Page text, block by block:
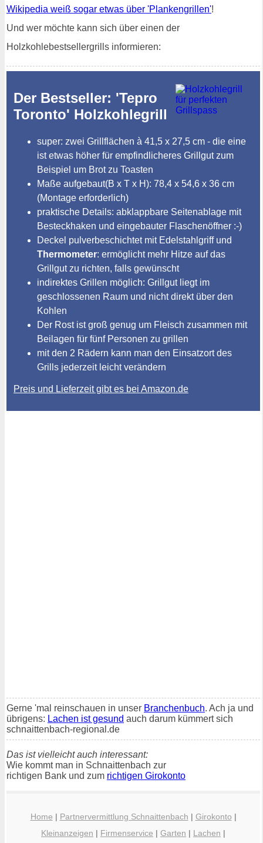
Wikipedia weiß sogar etwas über 'Plankengrillen'!
Und wer möchte kann sich über einen der
Holzkohlebestsellergrills informieren:
Der Bestseller: 'Tepro
Toronto' Holzkohlegrill
super: zwei Grillflächen à 41,5 x 27,5 cm - die eine
ist etwas höher für empfindlicheres Grillgut zum
Beispiel um Brot zu Toasten
Maße aufgebaut(B x T x H): 78,4 x 54,6 x 36 cm
(Montage erforderlich)
praktische Details: abklappbare Seitenablage mit
Besteckhaken und eingebauter Flaschenöffner :-)
Deckel pulverbeschichtet mit Edelstahlgriff und
Thermometer: ermöglicht mehr Hitze auf das
Grillgut zu richten, falls gewünscht
indirektes Grillen möglich: Grillgut liegt im
geschlossenen Raum und nicht direkt über den
Kohlen
Der Rost ist groß genug um Fleisch zusammen mit
Beilagen für fünf Personen zu grillen
mit den 2 Rädern kann man den Einsatzort des
Grills jederzeit leicht verändern
Preis und Lieferzeit gibt es bei Amazon.de
Gerne 'mal reinschauen in unser Branchenbuch. Ach ja und
übrigens: Lachen ist gesund auch darum kümmert sich
schnaittenbach-regional.de
Das ist vielleicht auch interessant:
Wie kommt man in Schnaittenbach zur
richtigen Bank und zum richtigen Girokonto
Home | Partnervermittlung Schnaittenbach | Girokonto |
Kleinanzeigen | Firmenservice | Garten | Lachen |